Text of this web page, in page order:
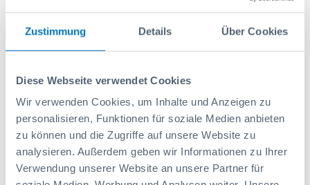
Zustimmung Details Über Cookies
Diese Webseite verwendet Cookies
Wir verwenden Cookies, um Inhalte und Anzeigen zu
personalisieren, Funktionen für soziale Medien anbieten
zu können und die Zugriffe auf unsere Website zu
analysieren. Außerdem geben wir Informationen zu Ihrer
Verwendung unserer Website an unsere Partner für
Artikelnr.: 6000010907 6,15 CHF
In den Warenkorb